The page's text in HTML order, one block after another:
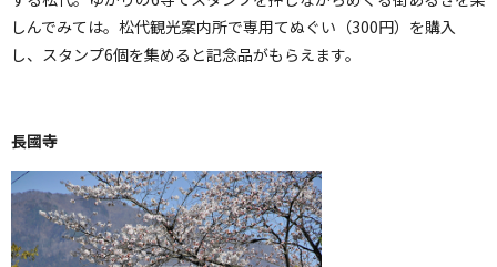
しんでみては。松代観光案内所で専用てぬぐい（300円）を購入
し、スタンプ6個を集めると記念品がもらえます。
長國寺